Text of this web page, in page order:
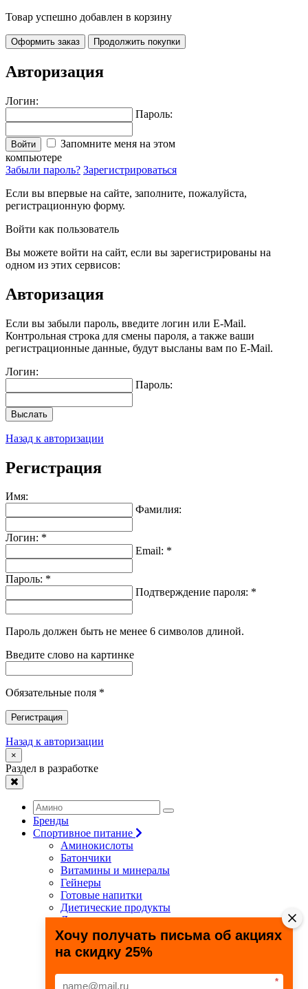
Товар успешно добавлен в корзину
Оформить заказ Продолжить покупки
Авторизация
Логин:
Пароль:
Войти
Запомните меня на этом
компьютере
Забыли пароль? Зарегистрироваться
Если вы впервые на сайте, заполните, пожалуйста,
регистрационную форму.
Войти как пользователь
Вы можете войти на сайт, если вы зарегистрированы на
одном из этих сервисов:
Авторизация
Если вы забыли пароль, введите логин или E-Mail.
Контрольная строка для смены пароля, а также ваши
регистрационные данные, будут высланы вам по E-Mail.
Логин:
Пароль:
Выслать
Назад к авторизации
Регистрация
Имя:
Фамилия:
Логин: *
Email: *
Пароль: *
Подтверждение пароля: *
Пароль должен быть не менее 6 символов длиной.
Введите слово на картинке
Обязательные поля *
Регистрация
Назад к авторизации
×
Раздел в разработке
Бренды
Спортивное питание
Аминокислоты
Батончики
Витамины и минералы
Гейнеры
Готовые напитки
Диетические продукты
Для связок и суставов
Жиросжигатели
Здоровье и долголетие
Креатин
Специальные препараты
Хочу получать письма об акциях
на скидку 25%
*